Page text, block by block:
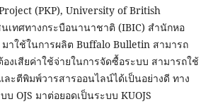
(PKP), University of British
เทศทางกระบือนานาชาติ (IBIC) สำนักหอ
มาใช้ในการผลิต Buffalo Bulletin สามารถ
งเสียค่าใช้จ่ายในการจัดซื้อระบบ สามารถใช้
ะตีพิมพ์วารสารออนไลน์ได้เป็นอย่างดี ทาง
OJS มาต่อยอดเป็นระบบ KUOJS